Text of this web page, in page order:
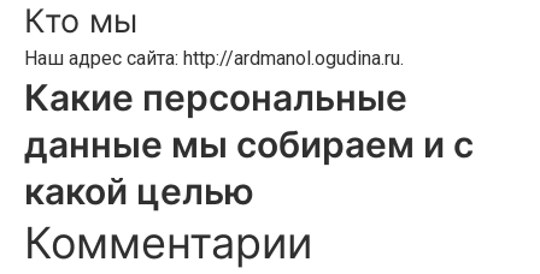
Кто мы
Наш адрес сайта: http://ardmanol.ogudina.ru.
Какие персональные
данные мы собираем и с
какой целью
Комментарии